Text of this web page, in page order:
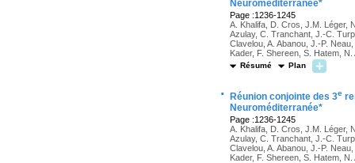
Neuroméditerranée*
Page :1236-1245
A. Khalifa, D. Cros, J.M. Léger,
Azulay, C. Tranchant, J.-C.
Clavelou, A. Abanou, J.-P.
Kader, F. Shereen, S. Hatem,
Résumé Plan
· Réunion conjointe des 3e
Neuroméditerranée*
Page :1236-1245
A. Khalifa, D. Cros, J.M. Léger,
Azulay, C. Tranchant, J.-C.
Clavelou, A. Abanou, J.-P.
Kader, F. Shereen, S. Hatem,